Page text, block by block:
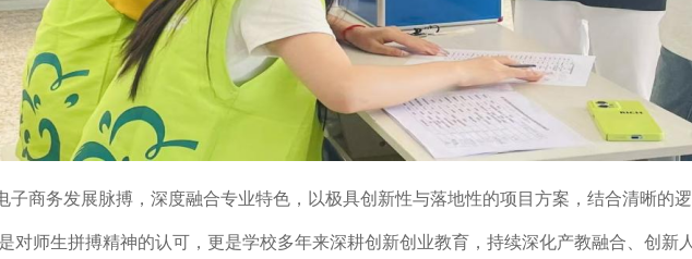
子商务发展脉搏，深度融合专业特色，以极具创新性与落地性的项目方案，结合清晰的
对师生拼搏精神的认可，更是学校多年来深耕创新创业教育，持续深化产教融合、创新